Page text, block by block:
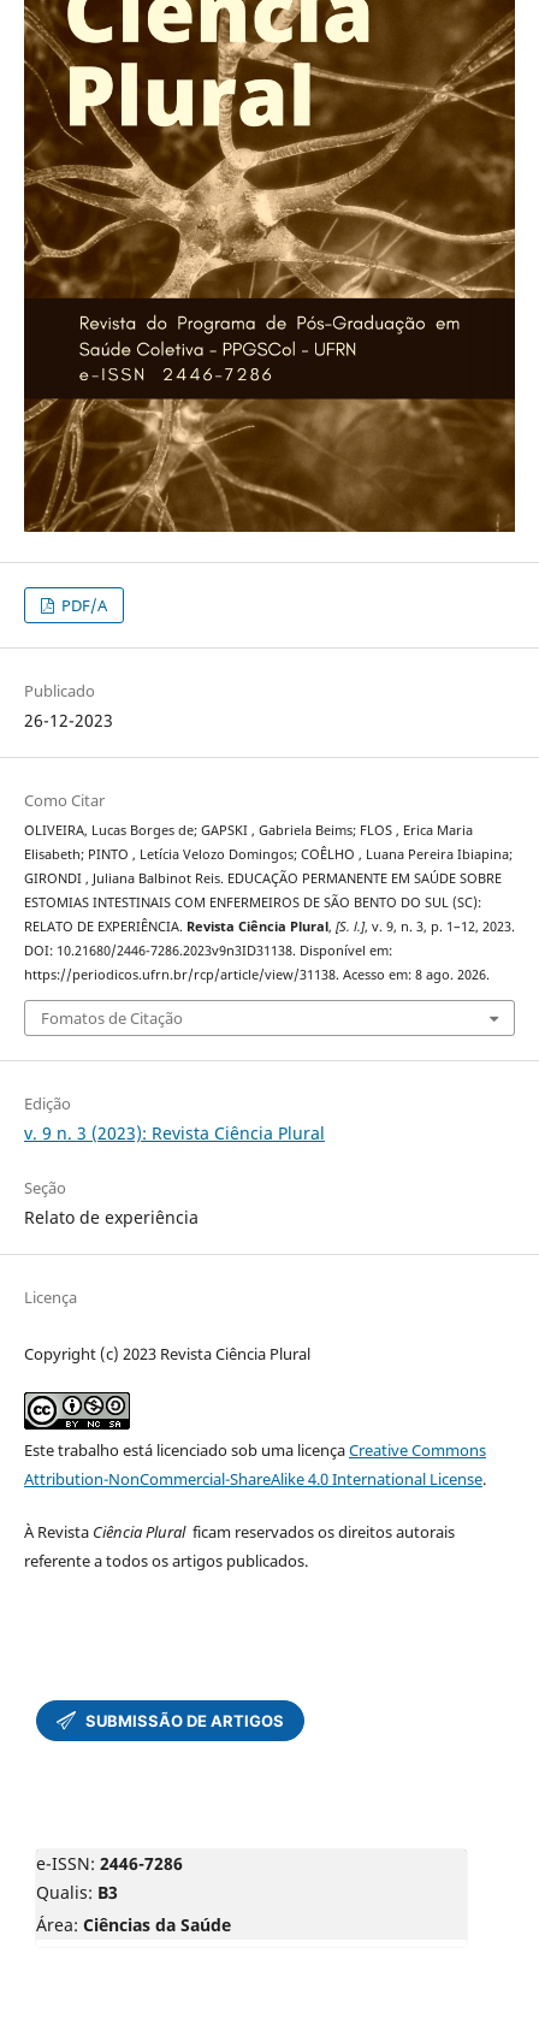
PDF/A
Publicado
26-12-2023
Como Citar
OLIVEIRA, Lucas Borges de; GAPSKI , Gabriela Beims; FLOS , Erica Maria
Elisabeth; PINTO , Letícia Velozo Domingos; COÊLHO , Luana Pereira Ibiapina;
GIRONDI , Juliana Balbinot Reis. EDUCAÇÃO PERMANENTE EM SAÚDE SOBRE
ESTOMIAS INTESTINAIS COM ENFERMEIROS DE SÃO BENTO DO SUL (SC):
RELATO DE EXPERIÊNCIA. Revista Ciência Plural, [S. l.], v. 9, n. 3, p. 1–12, 2023.
DOI: 10.21680/2446-7286.2023v9n3ID31138. Disponível em:
https://periodicos.ufrn.br/rcp/article/view/31138. Acesso em: 8 ago. 2026.
Fomatos de Citação
Edição
v. 9 n. 3 (2023): Revista Ciência Plural
Seção
Relato de experiência
Licença
Copyright (c) 2023 Revista Ciência Plural
Este trabalho está licenciado sob uma licençaCreative Commons
Attribution-NonCommercial-ShareAlike 4.0 International License.
À Revista Ciência Plural ficam reservados os direitos autorais
referente a todos os artigos publicados.
e-ISSN: 2446-7286
Qualis: B3
Área: Ciências da Saúde